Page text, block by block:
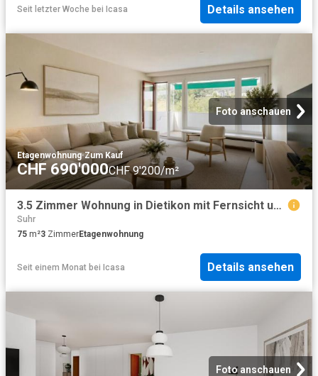
Seit letzter Woche bei Icasa Details ansehen
Foto anschauen
Etagenwohnung·Zum Kauf
CHF 690'000CHF 9'200/m²
3.5 Zimmer Wohnung in Dietikon mit Fernsicht und Potenzial
Suhr
75 m²3 ZimmerEtagenwohnung
Seit einem Monat bei Icasa Details ansehen
Foto anschauen